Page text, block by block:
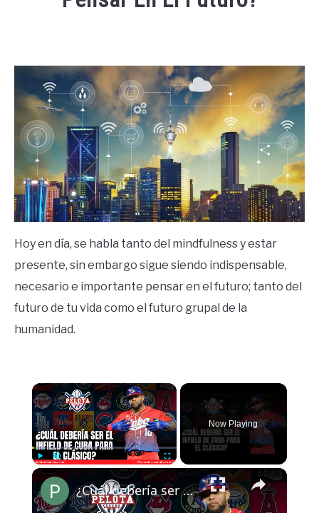
Éxito
Hoy en día, se habla tanto del mindfulness y estar
presente, sin embargo sigue siendo indispensable,
necesario e importante pensar en el futuro; tanto del
futuro de tu vida como el futuro grupal de la
humanidad.
×
Now Playing
×
¿Cuál debería ser el infield de Cuba para el Clásico?